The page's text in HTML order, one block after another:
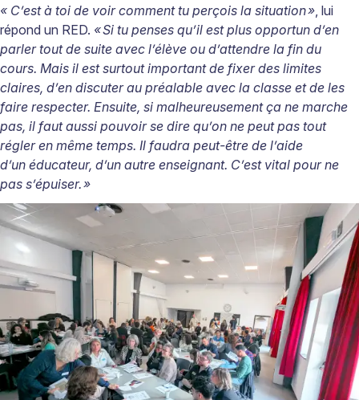
« C’est à toi de voir comment tu perçois la situation» , lui
répond un RED. «Si tu penses qu’il est plus opportun d’en
parler tout de suite avec l’élève ou d’attendre la fin du
cours. Mais il est surtout important de fixer des limites
claires, d’en discuter au préalable avec la classe et de les
faire respecter. Ensuite, si malheureusement ça ne marche
pas, il faut aussi pouvoir se dire qu’on ne peut pas tout
régler en même temps. Il faudra peut-être de l’aide
d’un éducateur, d’un autre enseignant. C’est vital pour ne
pas s’épuiser.»